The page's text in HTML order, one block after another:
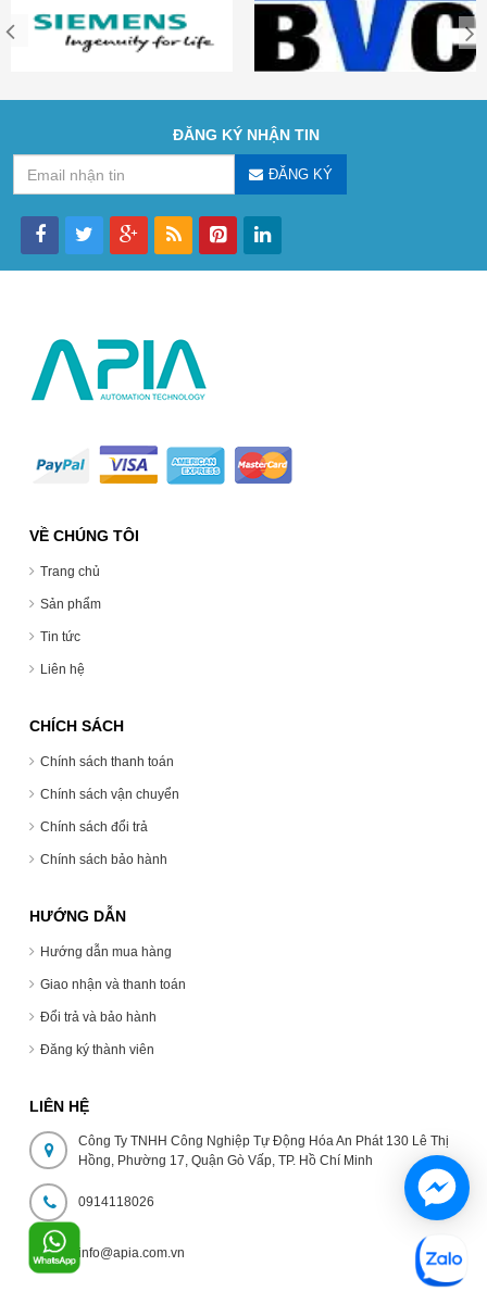
ĐĂNG KÝ NHẬN TIN
ĐĂNG KÝ
VỀ CHÚNG TÔI
Trang chủ
Sản phẩm
Tin tức
Liên hệ
CHÍCH SÁCH
Chính sách thanh toán
Chính sách vận chuyển
Chính sách đổi trả
Chính sách bảo hành
HƯỚNG DẪN
Hướng dẫn mua hàng
Giao nhận và thanh toán
Đổi trả và bảo hành
Đăng ký thành viên
LIÊN HỆ
Công Ty TNHH Công Nghiệp Tự Động Hóa An Phát 130 Lê Thị
Hồng, Phường 17, Quận Gò Vấp, TP. Hồ Chí Minh
0914118026
info@apia.com.vn